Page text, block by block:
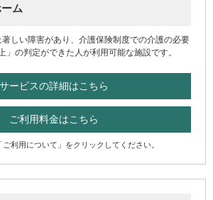
ム
しい障害があり、介護保険制度での介護の必要
」の判定ができた人が利用可能な施設です。
サービスの詳細はこちら
ご利用料金はこちら
利用について」をクリックしてください。